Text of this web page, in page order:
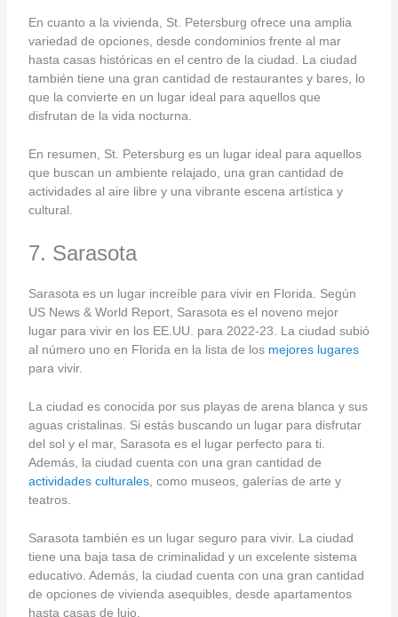
En cuanto a la vivienda, St. Petersburg ofrece una amplia
variedad de opciones, desde condominios frente al mar
hasta casas históricas en el centro de la ciudad. La ciudad
también tiene una gran cantidad de restaurantes y bares, lo
que la convierte en un lugar ideal para aquellos que
disfrutan de la vida nocturna.
En resumen, St. Petersburg es un lugar ideal para aquellos
que buscan un ambiente relajado, una gran cantidad de
actividades al aire libre y una vibrante escena artística y
cultural.
7. Sarasota
Sarasota es un lugar increíble para vivir en Florida. Según
US News & World Report, Sarasota es el noveno mejor
lugar para vivir en los EE.UU. para 2022-23. La ciudad subió
al número uno en Florida en la lista de los mejores lugares
para vivir.
La ciudad es conocida por sus playas de arena blanca y sus
aguas cristalinas. Si estás buscando un lugar para disfrutar
del sol y el mar, Sarasota es el lugar perfecto para ti.
Además, la ciudad cuenta con una gran cantidad de
actividades culturales, como museos, galerías de arte y
teatros.
Sarasota también es un lugar seguro para vivir. La ciudad
tiene una baja tasa de criminalidad y un excelente sistema
educativo. Además, la ciudad cuenta con una gran cantidad
de opciones de vivienda asequibles, desde apartamentos
hasta casas de lujo.